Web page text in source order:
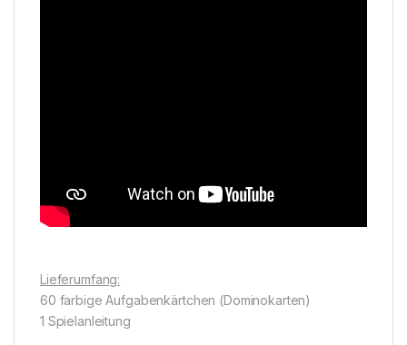
Lieferumfang:
60 farbige Aufgabenkärtchen (Dominokarten)
1 Spielanleitung